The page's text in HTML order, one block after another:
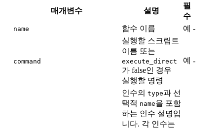
매개변수 설명
필
수
name 함수 이름 예 -
command
실행할 스크립트
이름 또는
execute_direct
가 false인 경우
실행할 명령
예 -
인수의 type과 선
택적 name을 포함
하는 인수 설명입
니다. 각 인수는